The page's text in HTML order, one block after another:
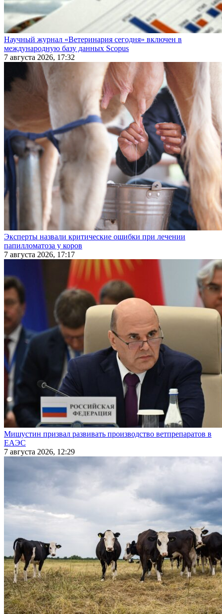
Научный журнал «Ветеринария сегодня» включен в
международную базу данных Scopus
7 августа 2026, 17:32
Эксперты назвали критические ошибки при лечении
папилломатоза у коров
7 августа 2026, 17:17
Мишустин призвал развивать производство ветпрепаратов в
ЕАЭС
7 августа 2026, 12:29